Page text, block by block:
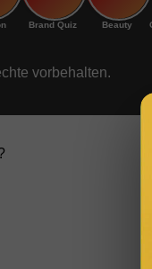
Brand Quiz Beauty
vorbehalten.